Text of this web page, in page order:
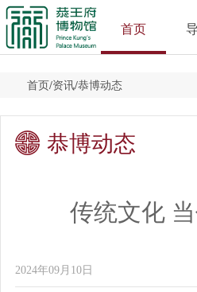
首页
首页/资讯/恭博动态
恭博动态
传统文化
2024年09月10日